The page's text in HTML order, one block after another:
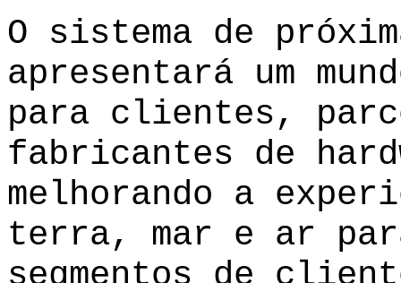
O sistema de
apresentará um
para clientes,
fabricantes de
melhorando a
terra, mar e ar